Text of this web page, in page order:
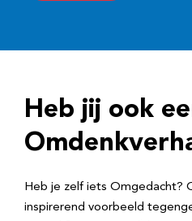
r
e
Heb jij ook
Heb je zelf iets Omgedacht?
inspirerend voorbeeld